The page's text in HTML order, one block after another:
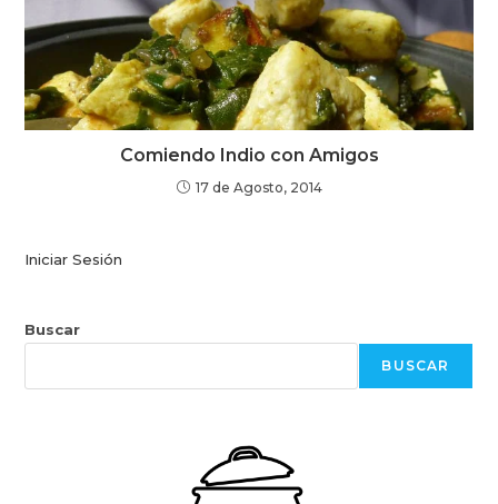
Comiendo Indio con Amigos
17 de Agosto, 2014
Iniciar Sesión
Buscar
BUSCAR